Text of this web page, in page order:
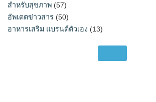
สำหรับสุขภาพ (57)
อัพเดตข่าวสาร (50)
อาหารเสริม แบรนด์ตัวเอง (13)